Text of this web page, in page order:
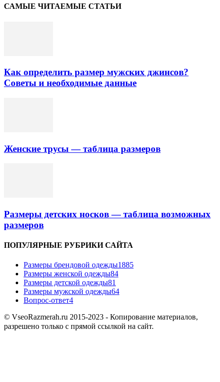
САМЫЕ ЧИТАЕМЫЕ СТАТЬИ
Как определить размер мужских джинсов?
Советы и необходимые данные
Женские трусы — таблица размеров
Размеры детских носков — таблица возможных
размеров
ПОПУЛЯРНЫЕ РУБРИКИ САЙТА
Размеры брендовой одежды1885
Размеры женской одежды84
Размеры детской одежды81
Размеры мужской одежды64
Вопрос-ответ4
© VseoRazmerah.ru 2015-2023 - Копирование материалов,
разрешено только с прямой ссылкой на сайт.